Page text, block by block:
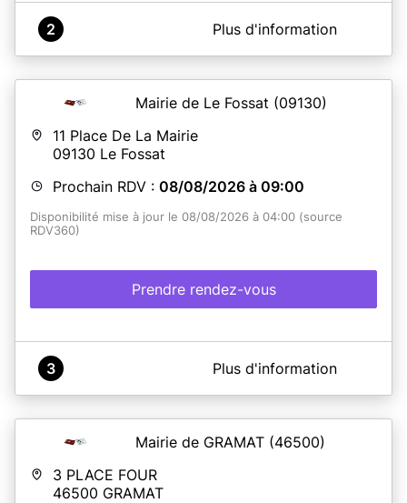
A propos de Mairie de Balma
En savoir plus
2 Plus d'information
Mairie de Le Fossat (09130)
11 Place De La Mairie
09130 Le Fossat
Prochain RDV : 08/08/2026 à 09:00
Disponibilité mise à jour le 08/08/2026 à 04:00 (source
RDV360)
Prendre rendez-vous
A propos de MAIRIE LE FOSSAT
En savoir plus
3 Plus d'information
Mairie de GRAMAT (46500)
3 PLACE FOUR
46500 GRAMAT